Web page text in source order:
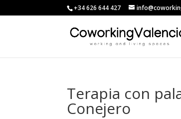
+34 626 644 427
Terapia con
Conejero